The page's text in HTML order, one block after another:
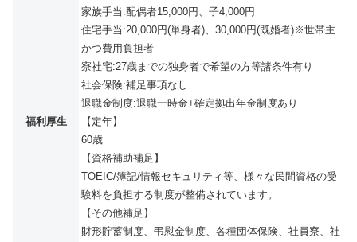
福利厚生
家族手当:配偶者15,000円、子4,000円
住宅手当:20,000円(単身者)、30,000円(既婚者)※世帯主
かつ費用負担者
寮社宅:27歳までの独身者で希望の方等諸条件有り
社会保険:補足事項なし
退職金制度:退職一時金+確定拠出年金制度あり
【定年】
60歳
【資格補助補足】
TOEIC/簿記/情報セキュリティ等、様々な民間資格の受
験料を負担する制度が整備されています。
【その他補足】
財形貯蓄制度、弔慰金制度、各種団体保険、社員寮、社